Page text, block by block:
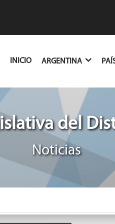
INICIO(CURRENT)
ARGENTINA
del
Noticias